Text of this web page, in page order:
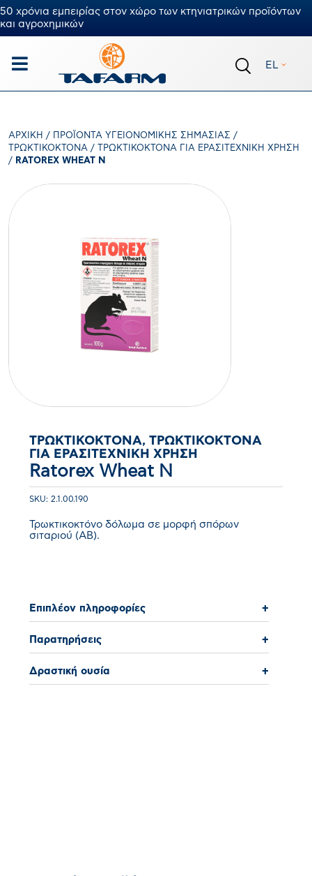
50 χρόνια εμπειρίας στον χώρο των κτηνιατρικών προϊόντων
και αγροχημικών
EL
ΑΡΧΙΚΉ / ΠΡΟΪΌΝΤΑ ΥΓΕΙΟΝΟΜΙΚΉΣ ΣΗΜΑΣΊΑΣ /
ΤΡΩΚΤΙΚΟΚΤΌΝΑ /
ΤΡΩΚΤΙΚΟΚΤΌΝΑ ΓΙΑ ΕΡΑΣΙΤΕΧΝΙΚΉ ΧΡΉΣΗ
/ RATOREX WHEAT N
ΤΡΩΚΤΙΚΟΚΤΌΝΑ, ΤΡΩΚΤΙΚΟΚΤΌΝΑ
ΓΙΑ ΕΡΑΣΙΤΕΧΝΙΚΉ ΧΡΉΣΗ
Ratorex Wheat N
SKU: 2.1.00.190
Τρωκτικοκτόνο δόλωμα σε μορφή σπόρων
σιταριού (ΑΒ).
Επιπλέον πληροφορίες +
Παρατηρήσεις +
Δραστική ουσία +